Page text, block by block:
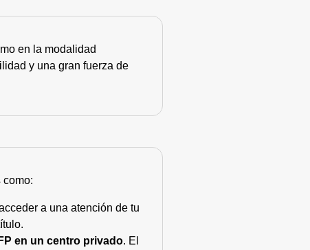
en la modalidad
y una gran fuerza de
como:
a una atención de tu
en un centro privado. El